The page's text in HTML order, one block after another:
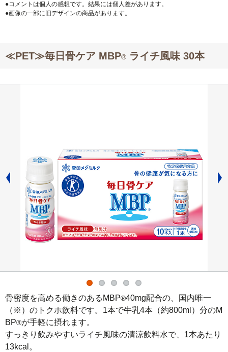
●コメントは個人の感想です。結果には個人差があります。
●画像の一部に旧デザインの商品があります。
≪PET≫毎日骨ケア MBP® ライチ風味 30本
骨密度を高める働きのあるMBP®40mg配合の、国内唯一
（※）のトクホ飲料です。1本で牛乳4本（約800ml）分のM
BP®が手軽に摂れます。
すっきり飲みやすいライチ風味の清涼飲料水で、1本あたり
13kcal。